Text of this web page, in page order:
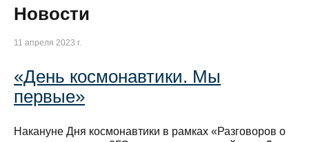
Новости
11 апреля 2023 г.
«День космонавтики. Мы
первые»
Накануне Дня космонавтики в рамках «Разговоров о